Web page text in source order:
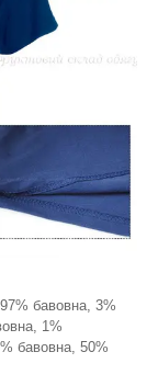
бавовна, 3%
1%
бавовна, 50%